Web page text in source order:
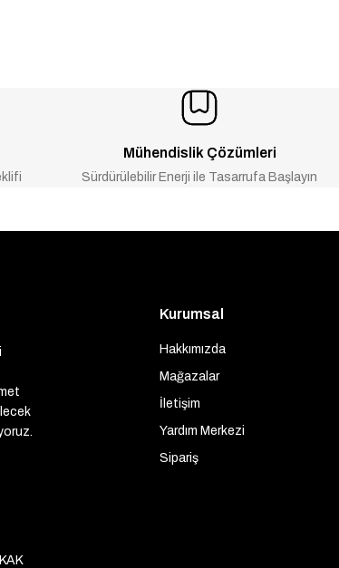
Mühendislik Çözümleri
Sürdürülebilir Enerji ile Tasarrufa Başlayın
Kurumsal
Hakkımızda
Mağazalar
İletişim
Yardım Merkezi
Sipariş